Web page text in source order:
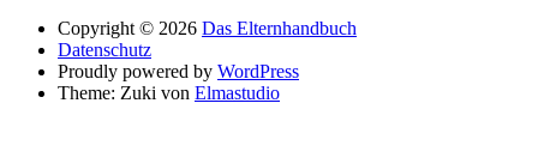
Copyright © 2026 Das Elternhandbuch
Datenschutz
Proudly powered by WordPress
Theme: Zuki von Elmastudio